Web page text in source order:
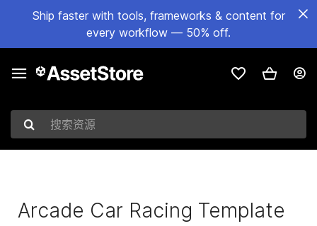
Ship faster with tools, frameworks & content for
every workflow — 50% off.
搜索资源
Arcade Car Racing Template